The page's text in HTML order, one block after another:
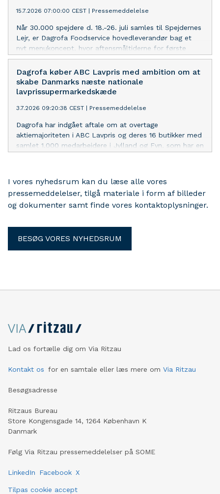
15.7.2026 07:00:00 CEST Pressemeddelelse
Når 30.000 spejdere d. 18.-26. juli samles til Spejdernes
Lejr, er Dagrofa Foodservice hovedleverandør bag et
nyt menukoncept, hvor aftensmåltiderne for første
gang er 100% vegetariske. Til formålet har Dagrofa
Foodservice udviklet et særligt diplom for MadMod og
en tilhørende pin, som gruppeledere kan give til
spejdere, der viser mod og nysgerrighed ved måltiderne.
Dagrofa køber ABC Lavpris med ambition om at
skabe Danmarks næste nationale
lavprissupermarkedskæde
3.7.2026 09:20:38 CEST Pressemeddelelse
Dagrofa har indgået aftale om at overtage
aktiemajoriteten i ABC Lavpris og deres 16 butikker med
samlet 1.000 medarbejdere i Jylland og Fyn, som har en
udvikles til en landsdækkende
lavprissupermarkedskæde.
I vores nyhedsrum kan du læse alle vores
pressemeddelelser, tilgå materiale i form af billeder
og dokumenter samt finde vores kontaktoplysninger.
BESØG VORES NYHEDSRUM
Lad os fortælle dig om Via Ritzau
Kontakt os for en samtale eller læs mere om Via Ritzau
Besøgsadresse
Ritzaus Bureau
Store Kongensgade 14, 1264 København K
Danmark
Følg Via Ritzau pressemeddelelser på SOME
LinkedIn Facebook X
Tilpas cookie accept